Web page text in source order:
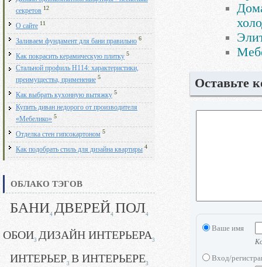
секретов 12
О сайте 11
Заливаем фундамент для бани правильно 6
Как покрасить керамическую плитку 5
Стальной профиль Н114: характеристики,
преимущества, применение 5
Как выбрать кухонную вытяжку 5
Купить диван недорого от производителя
«Мебелико» 5
Отделка стен гипсокартоном 5
Как подобрать стиль для дизайна квартиры 4
ОБЛАКО ТЭГОВ
БАНИ4 ДВЕРЕЙ4 ПОЛ4
ОБОИ3 ДИЗАЙН ИНТЕРЬЕРА3
ИНТЕРЬЕР3 В ИНТЕРЬЕРЕ3
Оставьте
Ваше имя
Вход/